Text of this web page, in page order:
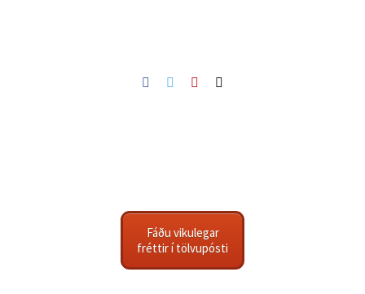
Facebook
TwitterPinterest
Fáðu vikulegar
fréttir í tölvupósti